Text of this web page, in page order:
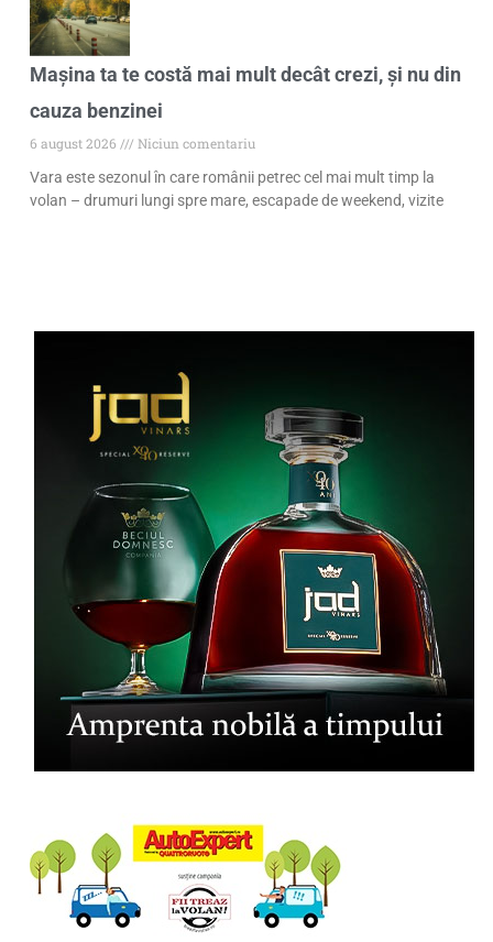
Mașina ta te costă mai mult decât crezi, și nu din
cauza benzinei
6 august 2026
Niciun comentariu
Vara este sezonul în care românii petrec cel mai mult timp la
volan – drumuri lungi spre mare, escapade de weekend, vizite